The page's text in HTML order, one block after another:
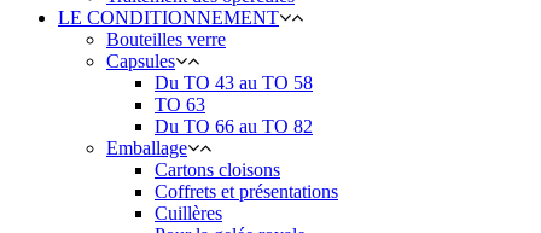
LE CONDITIONNEMENT
Bouteilles verre
Capsules
Du TO 43 au TO 58
TO 63
Du TO 66 au TO 82
Emballage
Cartons cloisons
Coffrets et présentations
Cuillères